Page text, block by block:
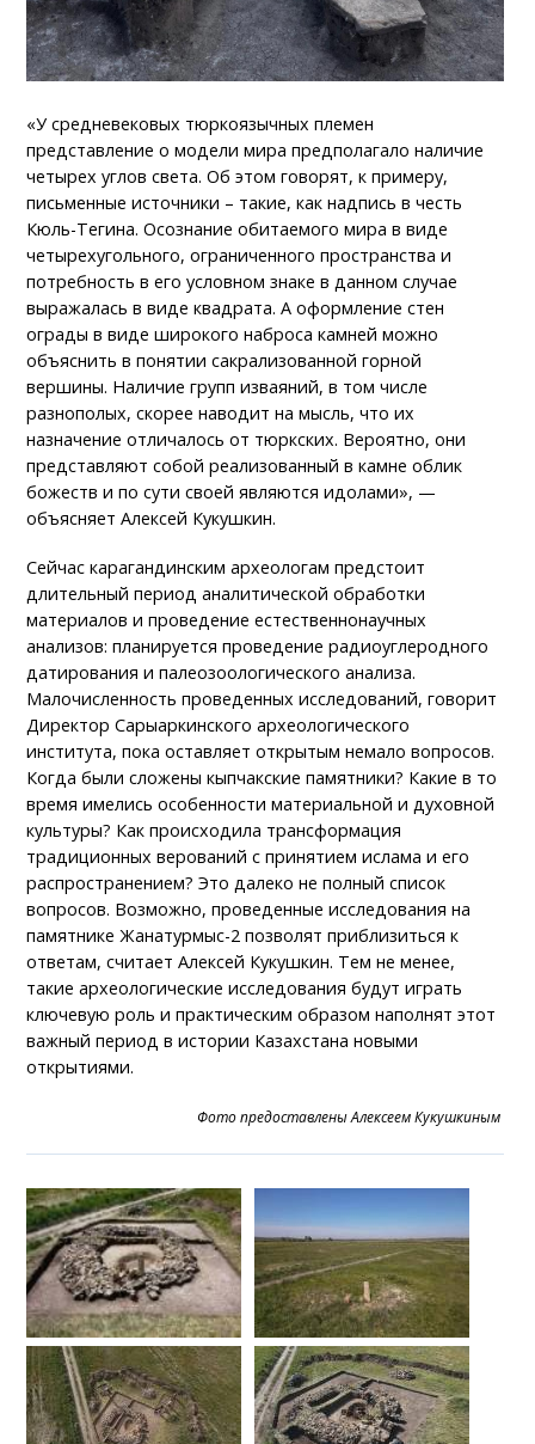
«У средневековых тюркоязычных племен
представление о модели мира предполагало наличие
четырех углов света. Об этом говорят, к примеру,
письменные источники – такие, как надпись в честь
Кюль-Тегина. Осознание обитаемого мира в виде
четырехугольного, ограниченного пространства и
потребность в его условном знаке в данном случае
выражалась в виде квадрата. А оформление стен
ограды в виде широкого наброса камней можно
объяснить в понятии сакрализованной горной
вершины. Наличие групп изваяний, в том числе
разнополых, скорее наводит на мысль, что их
назначение отличалось от тюркских. Вероятно, они
представляют собой реализованный в камне облик
божеств и по сути своей являются идолами», —
объясняет Алексей Кукушкин.
Сейчас карагандинским археологам предстоит
длительный период аналитической обработки
материалов и проведение естественнонаучных
анализов: планируется проведение радиоуглеродного
датирования и палеозоологического анализа.
Малочисленность проведенных исследований, говорит
Директор Сарыаркинского археологического
института, пока оставляет открытым немало вопросов.
Когда были сложены кыпчакские памятники? Какие в то
время имелись особенности материальной и духовной
культуры? Как происходила трансформация
традиционных верований с принятием ислама и его
распространением? Это далеко не полный список
вопросов. Возможно, проведенные исследования на
памятнике Жанатурмыс-2 позволят приблизиться к
ответам, считает Алексей Кукушкин. Тем не менее,
такие археологические исследования будут играть
ключевую роль и практическим образом наполнят этот
важный период в истории Казахстана новыми
открытиями.
Фото предоставлены Алексеем Кукушкиным